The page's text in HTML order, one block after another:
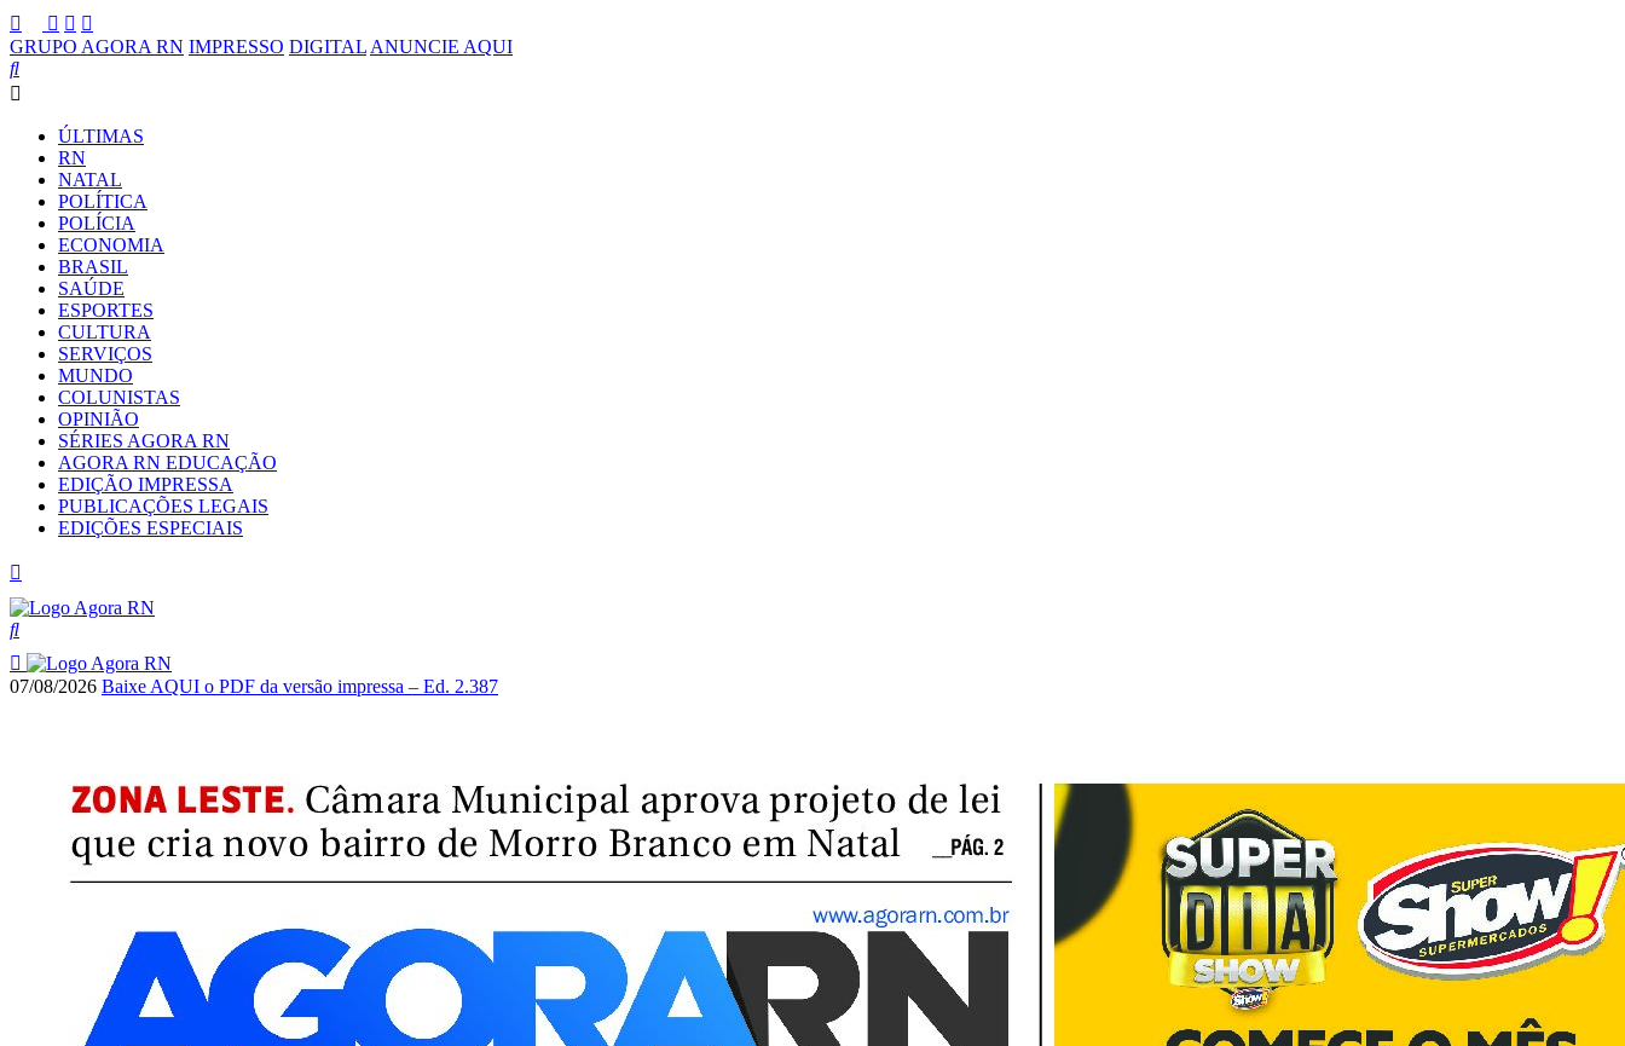
GRUPO AGORA RN IMPRESSO DIGITAL ANUNCIE AQUI
ÚLTIMAS
RN
NATAL
POLÍTICA
POLÍCIA
ECONOMIA
BRASIL
SAÚDE
ESPORTES
CULTURA
SERVIÇOS
MUNDO
COLUNISTAS
OPINIÃO
SÉRIES AGORA RN
AGORA RN EDUCAÇÃO
EDIÇÃO IMPRESSA
PUBLICAÇÕES LEGAIS
EDIÇÕES ESPECIAIS
07/08/2026 Baixe AQUI o PDF da versão impressa – Ed. 2.387